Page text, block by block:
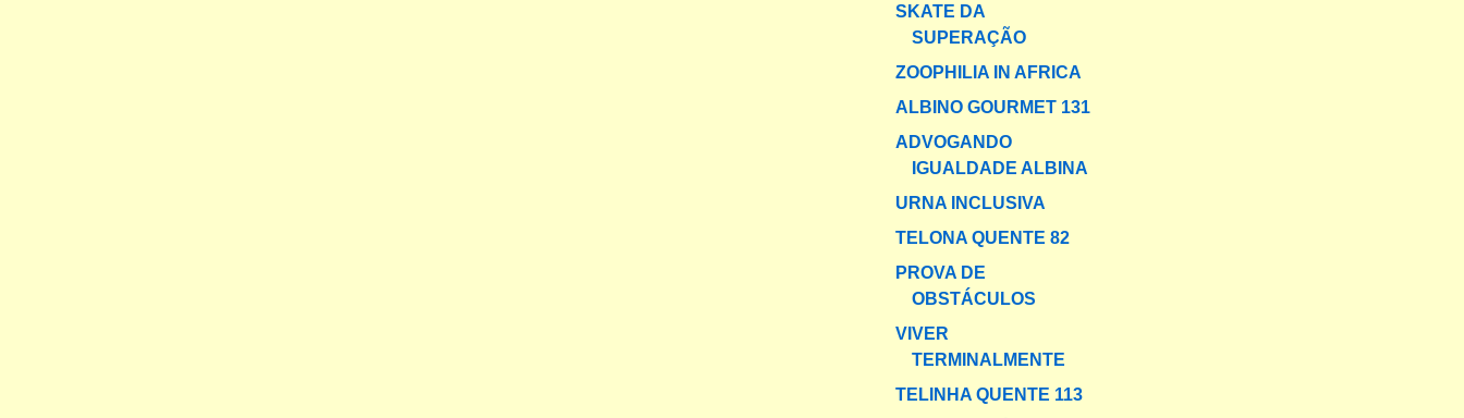
SKATE DA
SUPERAÇÃO
ZOOPHILIA IN AFRICA
ALBINO GOURMET 131
ADVOGANDO
IGUALDADE ALBINA
URNA INCLUSIVA
TELONA QUENTE 82
PROVA DE
OBSTÁCULOS
VIVER
TERMINALMENTE
TELINHA QUENTE 113